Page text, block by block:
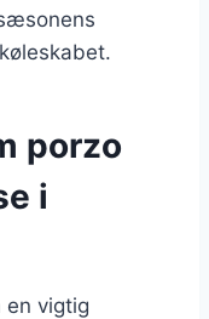
porzo
i
en vigtig